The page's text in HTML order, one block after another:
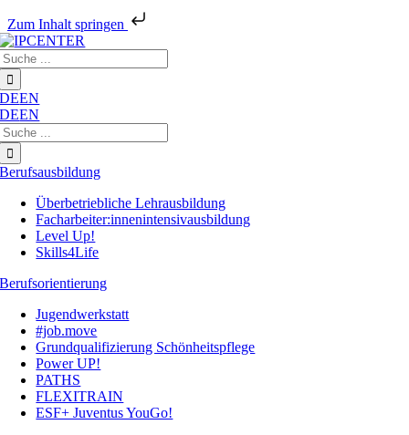
Zum Inhalt springen
Zum
Inhalt
springen
DEEN
DEEN
Berufsausbildung
Überbetriebliche Lehrausbildung
Facharbeiter:innenintensivausbildung
Level Up!
Skills4Life
Berufsorientierung
Jugendwerkstatt
#job.move
Grundqualifizierung Schönheitspflege
Power UP!
PATHS
FLEXITRAIN
ESF+ Juventus YouGo!